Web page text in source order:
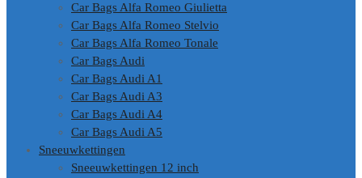
Car Bags Alfa Romeo Giulietta
Car Bags Alfa Romeo Stelvio
Car Bags Alfa Romeo Tonale
Car Bags Audi
Car Bags Audi A1
Car Bags Audi A3
Car Bags Audi A4
Car Bags Audi A5
Sneeuwkettingen
Sneeuwkettingen 12 inch